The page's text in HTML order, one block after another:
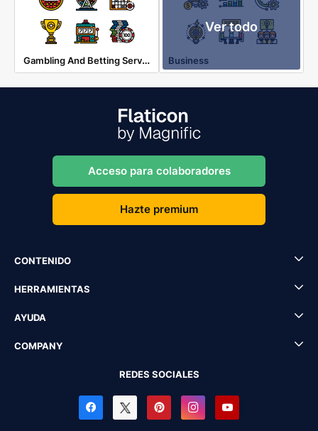
Gambling And Betting Services
Ver todo
Business
Acceso para colaboradores
Hazte premium
CONTENIDO
HERRAMIENTAS
AYUDA
COMPANY
REDES SOCIALES